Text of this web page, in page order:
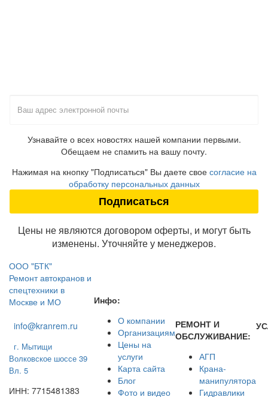
Узнавайте о всех новостях нашей компании первыми.
Обещаем не спамить на вашу почту.
Нажимая на кнопку "Подписаться" Вы даете свое согласие на
обработку персональных данных
Цены не являются договором оферты, и могут быть
изменены. Уточняйте у менеджеров.
ООО "БТК"
Ремонт автокранов и
спецтехники в
Москве и МО
info@kranrem.ru
г. Мытищи
Волковское шоссе 39
Вл. 5
ИНН: 7715481383
Инфо:
О компании
Организациям
Цены на
услуги
Карта сайта
Блог
Фото и видео
РЕМОНТ И
ОБСЛУЖИВАНИЕ:
АГП
Крана-
манипулятора
Гидравлики